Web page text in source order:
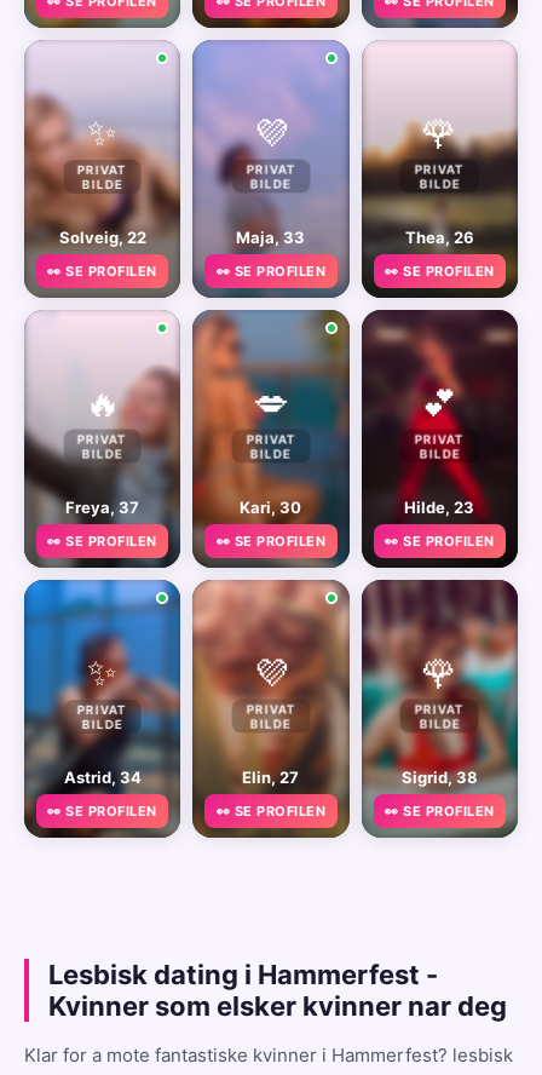
✨
PRIVAT
BILDE
Solveig, 22
👀 SE PROFILEN
💜
PRIVAT
BILDE
Maja, 33
👀 SE PROFILEN
🌹
PRIVAT
BILDE
Thea, 26
👀 SE PROFILEN
🔥
PRIVAT
BILDE
Freya, 37
👀 SE PROFILEN
💋
PRIVAT
BILDE
Kari, 30
👀 SE PROFILEN
💕
PRIVAT
BILDE
Hilde, 23
👀 SE PROFILEN
✨
PRIVAT
BILDE
Astrid, 34
👀 SE PROFILEN
💜
PRIVAT
BILDE
Elin, 27
👀 SE PROFILEN
🌹
PRIVAT
BILDE
Sigrid, 38
👀 SE PROFILEN
Lesbisk dating i Hammerfest -
Kvinner som elsker kvinner nar deg
Klar for a mote fantastiske kvinner i Hammerfest? lesbisk